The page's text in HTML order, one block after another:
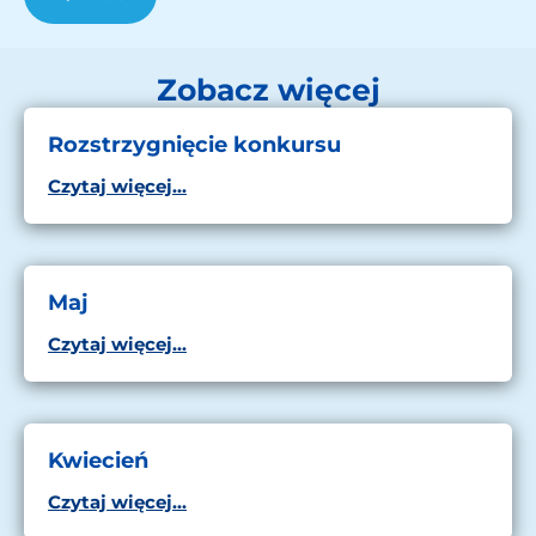
Zobacz więcej
Rozstrzygnięcie konkursu
Czytaj więcej...
Maj
Czytaj więcej...
Kwiecień
Czytaj więcej...